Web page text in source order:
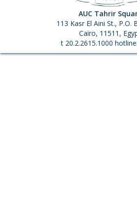
AUC Tahrir
113 Kasr El Aini St., P.O.
Cairo, 11511,
t 20.2.2615.1000